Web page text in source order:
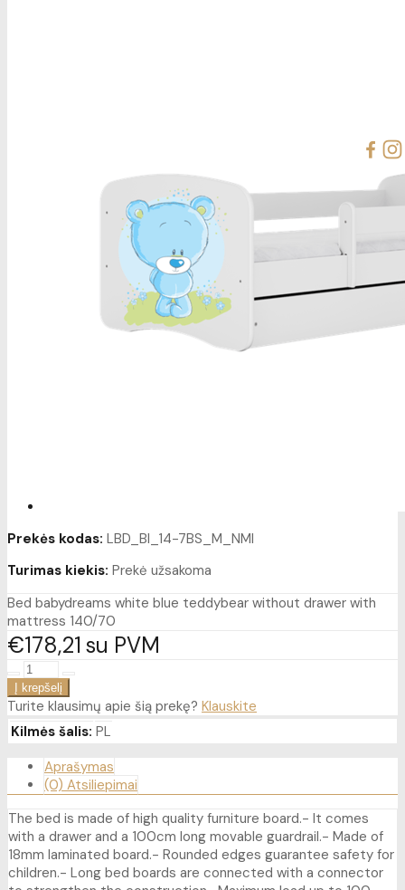
Prekės kodas: LBD_BI_14-7BS_M_NMI
Turimas kiekis: Prekė užsakoma
Bed babydreams white blue teddybear without drawer with
mattress 140/70
€178 21 su PVM
Turite klausimų apie šią prekę? Klauskite
Kilmės šalis: PL
Aprašymas
(0) Atsiliepimai
The bed is made of high quality furniture board.- It comes
with a drawer and a 100cm long movable guardrail.- Made of
18mm laminated board.- Rounded edges guarantee safety for
children.- Long bed boards are connected with a connector